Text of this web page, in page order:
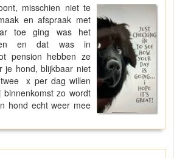
misschien niet te
en afspraak met
toe ging was het
en dat was in
pension hebben ze
je hond, blijkbaar niet
x per dag willen
zo wordt
hond echt weer mee